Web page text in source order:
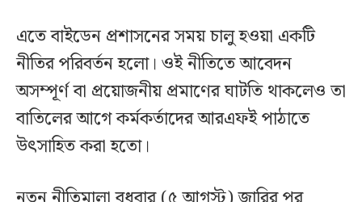
এতে বাইডেন প্রশাসনের সময় চালু হওয়া একটি
নীতির পরিবর্তন হলো। ওই নীতিতে আবেদন
অসম্পূর্ণ বা প্রয়োজনীয় প্রমাণের ঘাটতি থাকলেও তা
বাতিলের আগে কর্মকর্তাদের আরএফই পাঠাতে
উৎসাহিত করা হতো।